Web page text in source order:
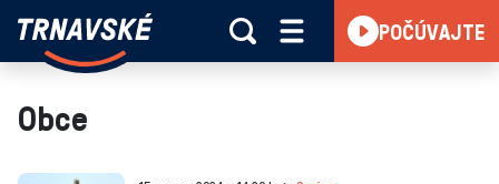
Skočiť na obsah
Trnavské
POČÚVAJTE
Obce